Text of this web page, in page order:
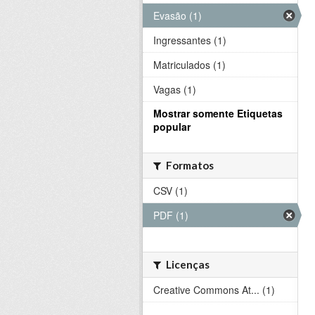
Evasão (1)
Ingressantes (1)
Matriculados (1)
Vagas (1)
Mostrar somente Etiquetas
popular
Formatos
CSV (1)
PDF (1)
Licenças
Creative Commons At... (1)